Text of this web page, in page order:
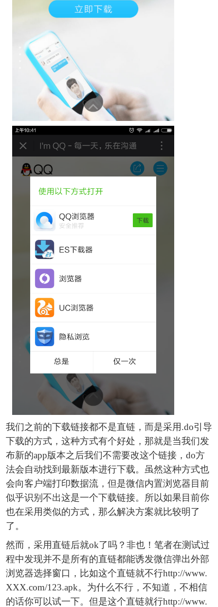
我们之前的下载链接都不是直链，而是采用.do引导
下载的方式，这种方式有个好处，那就是当我们发
布新的app版本之后我们不需要改这个链接，do方
法会自动找到最新版本进行下载。虽然这种方式也
会向客户端打印数据流，但是微信内置浏览器目前
似乎识别不出这是一个下载链接。所以如果目前你
也在采用类似的方式，那么解决方案就比较明了
了。
然而，采用直链后就ok了吗？非也！笔者在测试过
程中发现并不是所有的直链都能诱发微信弹出外部
浏览器选择窗口，比如这个直链就不行http://www.
XXX.com/123.apk。为什么不行，不知道，不相信
的话你可以试一下。但是这个直链就行http://www.